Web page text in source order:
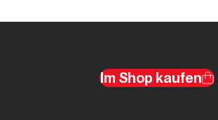
Im Shop kaufen